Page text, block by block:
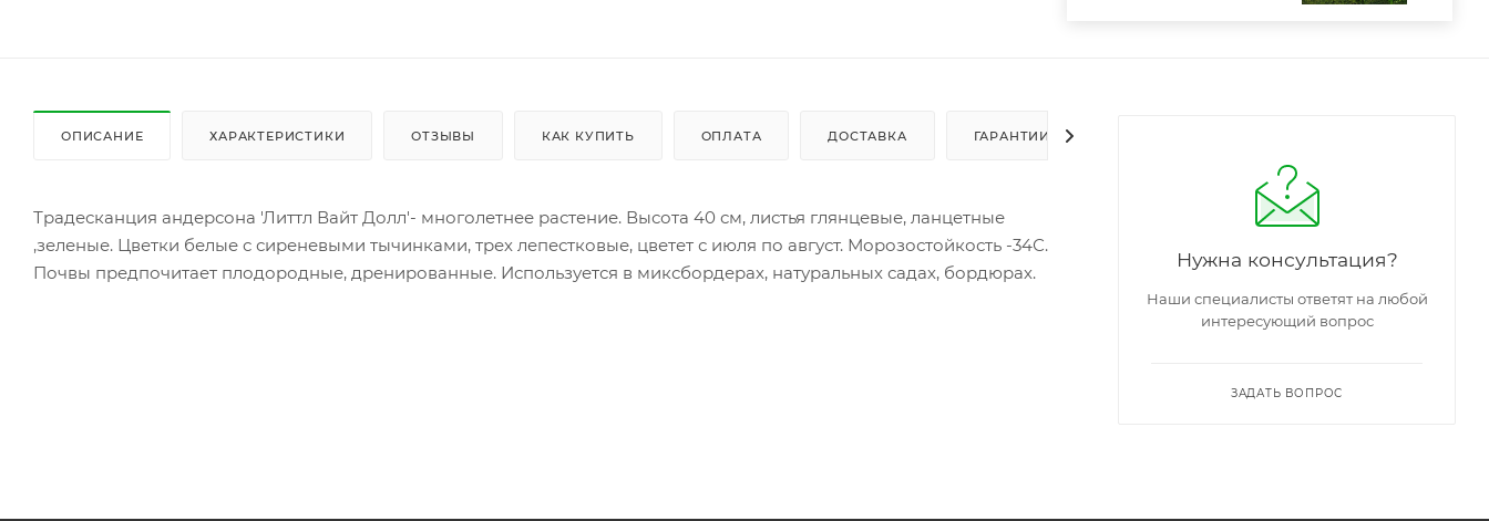
ОПИСАНИЕ ХАРАКТЕРИСТИКИ ОТЗЫВЫ КАК КУПИТЬ ОПЛАТА ДОСТАВКА ГАРАНТИИ
Традесканция андерсона 'Литтл Вайт Долл'- многолетнее растение. Высота 40 см, листья глянцевые, ланцетные
,зеленые. Цветки белые с сиреневыми тычинками, трех лепестковые, цветет с июля по август. Морозостойкость -34С.
Почвы предпочитает плодородные, дренированные. Используется в миксбордерах, натуральных садах, бордюрах.
Нужна консультация?
Наши специалисты ответят на любой
интересующий вопрос
ЗАДАТЬ ВОПРОС